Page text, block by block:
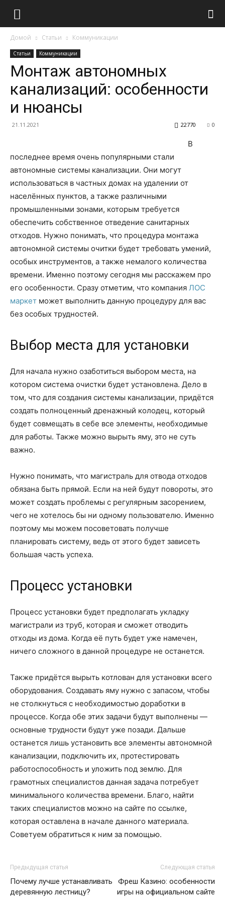
Домой Статьи Коммуникации
Статьи Коммуникации
Монтаж автономных
канализаций: особенности
и нюансы
21.11.2021 0
22770
В
последнее время очень популярными стали
автономные системы канализации. Они могут
использоваться в частных домах на удалении от
населённых пунктов, а также различными
промышленными зонами, которым требуется
обеспечить собственное отведение санитарных
отходов. Нужно понимать, что процедура монтажа
автономной системы очитки будет требовать умений,
особых инструментов, а также немалого количества
времени. Именно поэтому сегодня мы расскажем про
его особенности. Сразу отметим, что компания ЛОС
маркет может выполнить данную процедуру для вас
без особых трудностей.
Выбор места для установки
Для начала нужно озаботиться выбором места, на
котором система очистки будет установлена. Дело в
том, что для создания системы канализации, придётся
создать полноценный дренажный колодец, который
будет совмещать в себе все элементы, необходимые
для работы. Также можно вырыть яму, это не суть
важно.
Нужно понимать, что магистраль для отвода отходов
обязана быть прямой. Если на ней будут повороты, это
может создать проблемы с регулярным засорением,
чего не хотелось бы ни одному пользователю. Именно
поэтому мы можем посоветовать получше
планировать систему, ведь от этого будет зависеть
большая часть успеха.
Процесс установки
Процесс установки будет предполагать укладку
магистрали из труб, которая и сможет отводить
отходы из дома. Когда её путь будет уже намечен,
ничего сложного в данной процедуре не останется.
Также придётся вырыть котлован для установки всего
оборудования. Создавать яму нужно с запасом, чтобы
не столкнуться с необходимостью доработки в
процессе. Когда обе этих задачи будут выполнены —
основные трудности будут уже позади. Дальше
останется лишь установить все элементы автономной
канализации, подключить их, протестировать
работоспособность и уложить под землю. Для
грамотных специалистов данная задача потребует
минимального количества времени. Благо, найти
таких специалистов можно на сайте по ссылке,
которая оставлена в начале данного материала.
Советуем обратиться к ним за помощью.
Предыдущая статья
Почему лучше устанавливать
деревянную лестницу?
Следующая статья
Фреш Казино: особенности
игры на официальном сайте